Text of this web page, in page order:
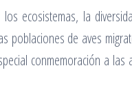
ecosistemas, la
poblaciones de aves
conmemoración a las